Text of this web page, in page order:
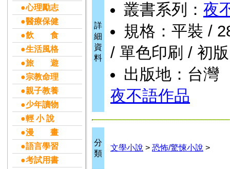
●心理勵志
●醫療保健
●飲 食
●生活風格
●旅 遊
●宗教命理
●親子教養
●少年讀物
●輕 小 說
●漫 畫
●語言學習
●考試用書
詳
細
資
料
叢書系列： 夜
規格：平裝 /
/ 單色印刷 / 初版
出版地：台灣
夜不語作品
分
類
文學小說 > 恐怖/驚悚小說 >